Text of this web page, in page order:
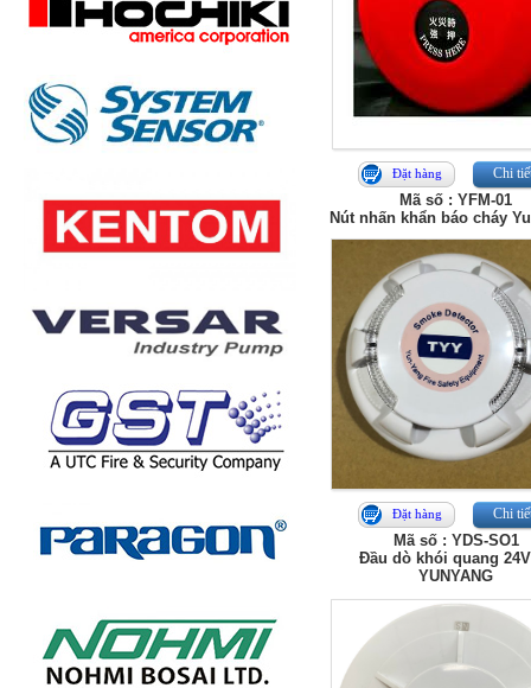
Đặt hàng Chi
Mã số : YFM-01
Nút nhấn khẩn báo cháy
Đặt hàng Chi
Mã số : YDS-SO1
Đầu dò khói quang
YUNYANG